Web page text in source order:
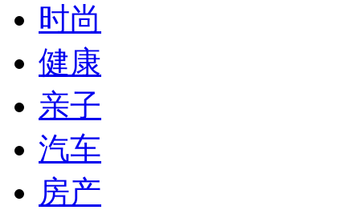
时尚
健康
亲子
汽车
房产